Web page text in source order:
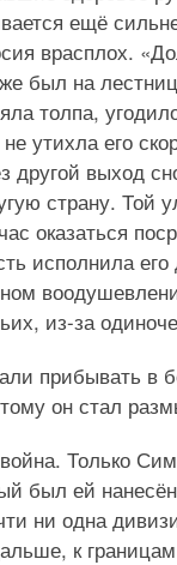
ещё
врасплох.
был на
толпа,
утихла его
другой выход
страну. Той
оказаться
исполнила
из-за
прибывать в
он стал
Только
был ей
ни одна
к